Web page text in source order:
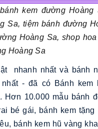
kem đường Hoàng
Sa, tiệm bánh đường
Hoàng Sa, shop
Hoàng Sa
nhanh nhất và bánh
- đã có Bánh kem
Hơn 10.000 mẫu bánh
bé gái, bánh kem tặng
bánh kem hũ vàng